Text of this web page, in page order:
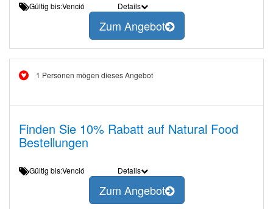
Gültig bis:Venció Details
Zum Angebot
1 Personen mögen dieses Angebot
Finden Sie 10% Rabatt auf Natural Food
Bestellungen
Gültig bis:Venció Details
Zum Angebot